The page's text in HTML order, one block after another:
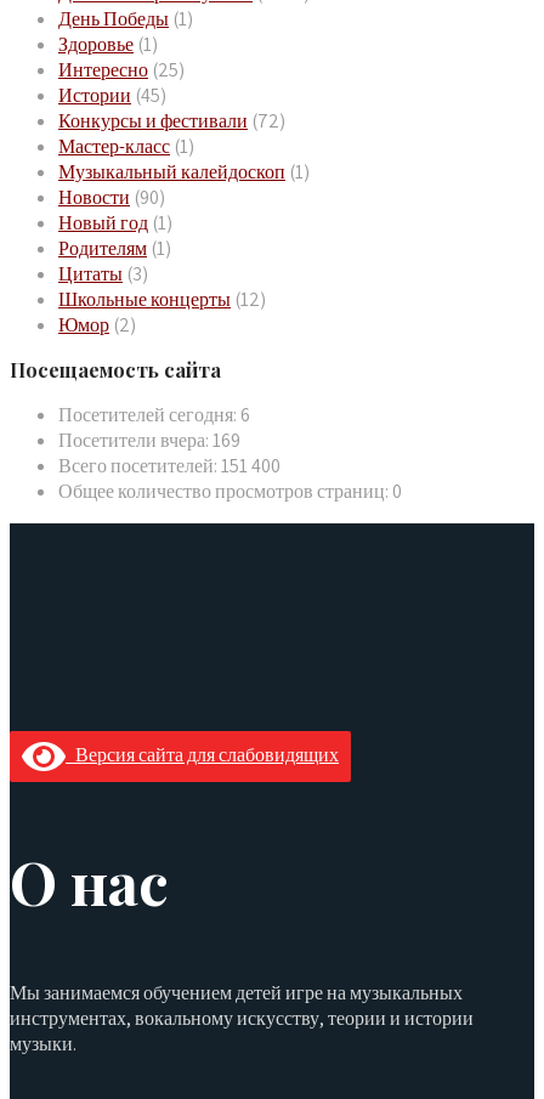
День Победы (1)
Здоровье (1)
Интересно (25)
Истории (45)
Конкурсы и фестивали (72)
Мастер-класс (1)
Музыкальный калейдоскоп (1)
Новости (90)
Новый год (1)
Родителям (1)
Цитаты (3)
Школьные концерты (12)
Юмор (2)
Посещаемость сайта
Посетителей сегодня: 6
Посетители вчера:169
Всего посетителей:151 400
Общее количество просмотров страниц: 0
Версия сайта для слабовидящих
О нас
Мы занимаемся обучением детей игре на музыкальных
инструментах, вокальному искусству, теории и истории
музыки.